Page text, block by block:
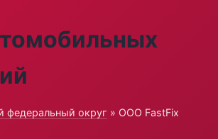
округ » ООО FastFix